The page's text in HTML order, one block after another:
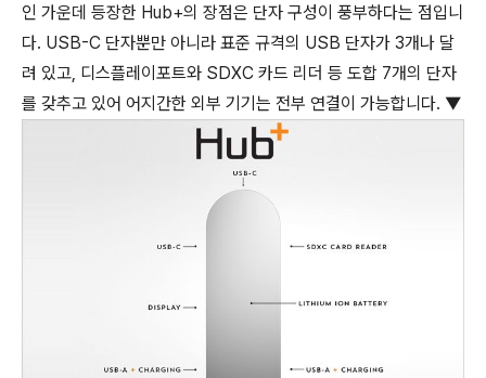
인 가운데 등장한 Hub+의 장점은 단자 구성이 풍부하다는 점입니
다. USB-C 단자뿐만 아니라 표준 규격의 USB 단자가 3개나 달
려 있고, 디스플레이포트와 SDXC 카드 리더 등 도합 7개의 단자
를 갖추고 있어 어지간한 외부 기기는 전부 연결이 가능합니다. ▼